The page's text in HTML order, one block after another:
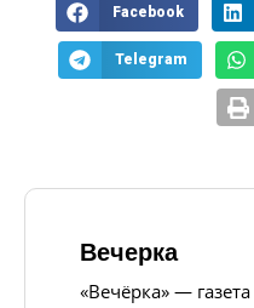
Facebook
Telegram
Вечерка
«Вечёрка» —